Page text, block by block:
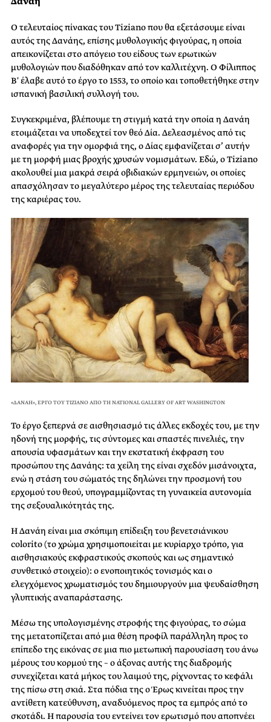
Ο τελευταίος πίνακας του Tiziano που θα εξετάσουμε είναι
αυτός της Δανάης, επίσης μυθολογικής φιγούρας, η οποία
απεικονίζεται στο απόγειο του είδους των ερωτικών
μυθολογιών που διαδόθηκαν από τον καλλιτέχνη. Ο Φίλιππος
Β′ έλαβε αυτό το έργο το 1553, το οποίο και τοποθετήθηκε στην
ισπανική βασιλική συλλογή του.
Συγκεκριμένα, βλέπουμε τη στιγμή κατά την οποία η Δανάη
ετοιμάζεται να υποδεχτεί τον θεό Δία. Δελεασμένος από τις
αναφορές για την ομορφιά της, ο Δίας εμφανίζεται σ’ αυτήν
με τη μορφή μιας βροχής χρυσών νομισμάτων. Εδώ, ο Tiziano
ακολουθεί μια μακρά σειρά οβιδιακών ερμηνειών, οι οποίες
απασχόλησαν το μεγαλύτερο μέρος της τελευταίας περιόδου
της καριέρας του.
«ΔΑΝΑΗ», ΕΡΓΟ ΤΟΥ TIZIANO ΑΠΟ ΤΗ NATIONAL GALLERY OF ART WASHINGTON
Το έργο ξεπερνά σε αισθησιασμό τις άλλες εκδοχές του, με την
ηδονή της μορφής, τις σύντομες και σπαστές πινελιές, την
απουσία υφασμάτων και την εκστατική έκφραση του
προσώπου της Δανάης: τα χείλη της είναι σχεδόν μισάνοιχτα,
ενώ η στάση του σώματός της δηλώνει την προσμονή του
ερχομού του θεού, υπογραμμίζοντας τη γυναικεία αυτονομία
της σεξουαλικότητάς της.
Η Δανάη είναι μια σκόπιμη επίδειξη του βενετσιάνικου
colorito (το χρώμα χρησιμοποιείται με κυρίαρχο τρόπο, για
αισθησιακούς εκφραστικούς σκοπούς και ως σημαντικό
συνθετικό στοιχείο): ο ενοποιητικός τονισμός και ο
ελεγχόμενος χρωματισμός του δημιουργούν μια ψευδαίσθηση
γλυπτικής αναπαράστασης.
Μέσω της υπολογισμένης στροφής της φιγούρας, το σώμα
της μετατοπίζεται από μια θέση προφίλ παράλληλη προς το
επίπεδο της εικόνας σε μια πιο μετωπική παρουσίαση του άνω
μέρους του κορμού της – ο άξονας αυτής της διαδρομής
συνεχίζεται κατά μήκος του λαιμού της, ρίχνοντας το κεφάλι
της πίσω στη σκιά. Στα πόδια της ο Έρως κινείται προς την
αντίθετη κατεύθυνση, αναδυόμενος προς τα εμπρός από το
σκοτάδι. Η παρουσία του εντείνει τον ερωτισμό που αποπνέει